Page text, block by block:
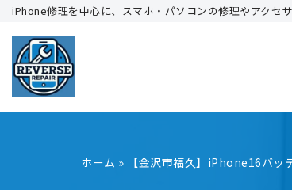
コ
ン
テ
ン
iPhone修理を中心に、スマホ・パソコンの修理やアクセ
ホーム » 【金沢市福久】iPhone16バッ